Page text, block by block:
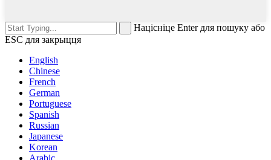
Націсніце Enter для пошуку або
ESC для закрыцця
English
Chinese
French
German
Portuguese
Spanish
Russian
Japanese
Korean